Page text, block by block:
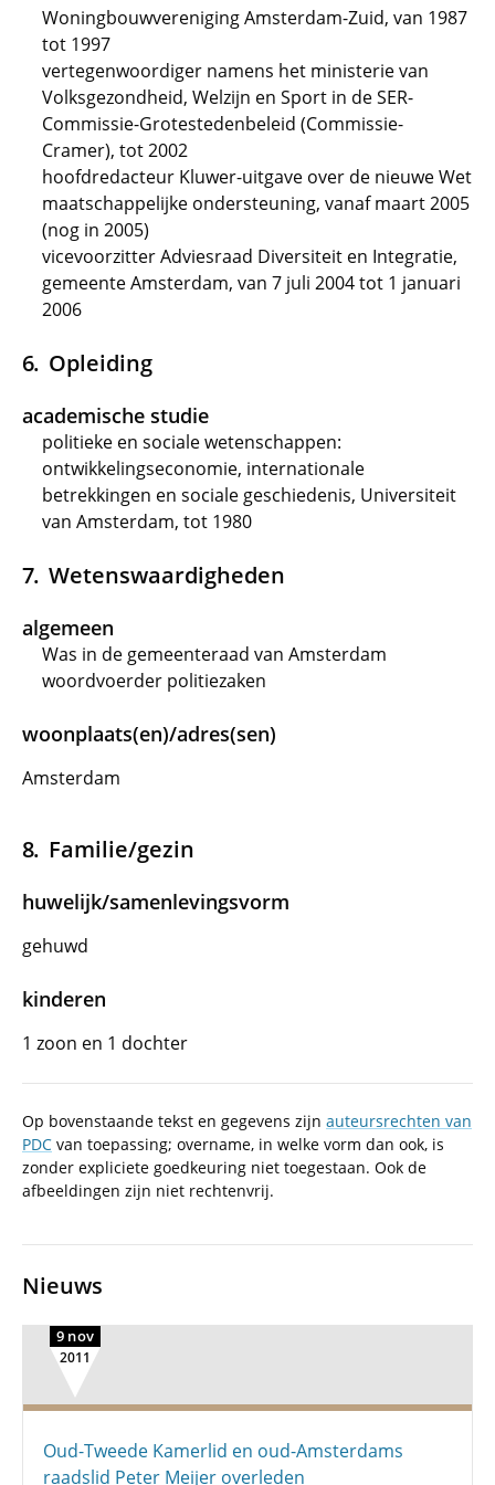
Woningbouwvereniging Amsterdam-Zuid, van 1987
tot 1997
vertegenwoordiger namens het ministerie van
Volksgezondheid, Welzijn en Sport in de SER-
Commissie-Grotestedenbeleid (Commissie-
Cramer), tot 2002
hoofdredacteur Kluwer-uitgave over de nieuwe Wet
maatschappelijke ondersteuning, vanaf maart 2005
(nog in 2005)
vicevoorzitter Adviesraad Diversiteit en Integratie,
gemeente Amsterdam, van 7 juli 2004 tot 1 januari
2006
Opleiding
academische studie
politieke en sociale wetenschappen:
ontwikkelingseconomie, internationale
betrekkingen en sociale geschiedenis, Universiteit
van Amsterdam, tot 1980
Wetenswaardigheden
algemeen
Was in de gemeenteraad van Amsterdam
woordvoerder politiezaken
woonplaats(en)/adres(sen)
Amsterdam
Familie/gezin
huwelijk/samenlevingsvorm
gehuwd
kinderen
1 zoon en 1 dochter
Op bovenstaande tekst en gegevens zijn auteursrechten van
PDC van toepassing; overname, in welke vorm dan ook, is
zonder expliciete goedkeuring niet toegestaan. Ook de
afbeeldingen zijn niet rechtenvrij.
Nieuws
9 nov
2011
Oud-Tweede Kamerlid en oud-Amsterdams
raadslid Peter Meijer overleden